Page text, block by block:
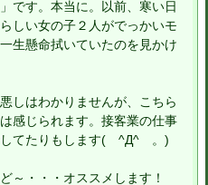
です。本当に。以前、寒い日
しい女の子２人がでっかいモ
生懸命拭いていたのを見かけ
しはわかりませんが、こちら
感じられます。接客業の仕事
してたりもします( ^Д^ 。)
～・・・オススメします！